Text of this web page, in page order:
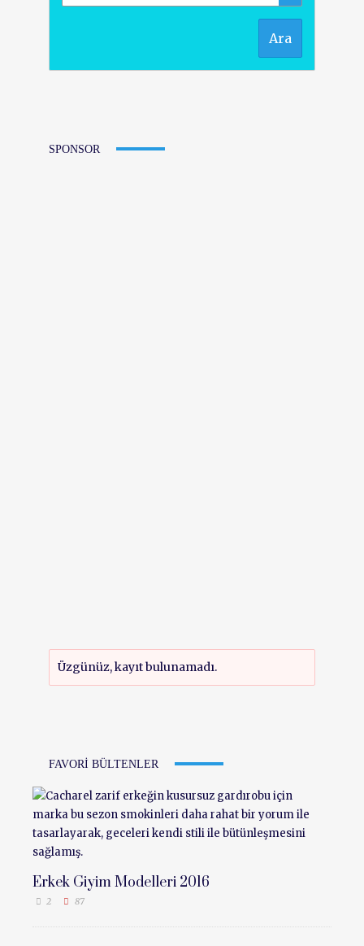
Ara
SPONSOR
Üzgünüz, kayıt bulunamadı.
FAVORI BÜLTENLER
Erkek Giyim Modelleri 2016
2 87